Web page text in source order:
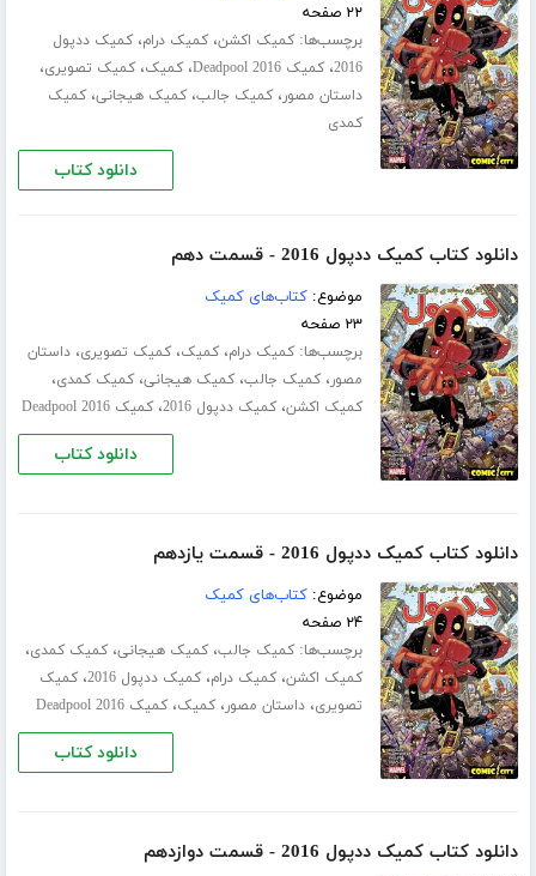
۲۲ صفحه
برچسب‌ها:کمیک اکشن،کمیک درام،کمیک ددپول
2016،کمیک Deadpool 2016 ،کمیک،کمیک تصویری،
داستان مصور،کمیک جالب،کمیک هیجانی،کمیک
کمدی
دانلود کتاب
دانلود کتاب کمیک ددپول 2016 - قسمت دهم
موضوع:کتاب‌های کمیک
۲۳ صفحه
برچسب‌ها:کمیک درام،کمیک،کمیک تصویری،داستان
مصور،کمیک جالب،کمیک هیجانی،کمیک کمدی،
کمیک اکشن،کمیک ددپول 2016 ،کمیک Deadpool 2016
دانلود کتاب
دانلود کتاب کمیک ددپول 2016 - قسمت یازدهم
موضوع:کتاب‌های کمیک
۲۴ صفحه
برچسب‌ها:کمیک جالب،کمیک هیجانی،کمیک کمدی،
کمیک اکشن،کمیک درام،کمیک ددپول 2016 ،کمیک
تصویری،داستان مصور،کمیک،کمیک Deadpool 2016
دانلود کتاب
دانلود کتاب کمیک ددپول 2016 - قسمت دوازدهم